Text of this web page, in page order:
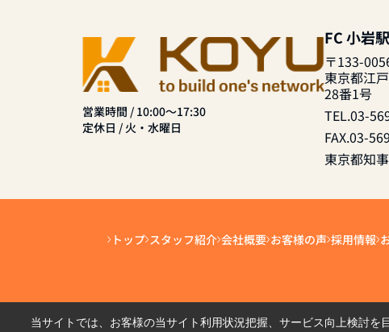
営業時間 / 10:00～17:30
定休日 / 火・水曜日
FC 小岩
〒133-
東京都江
28番1号
TEL.03-
FAX.03-
東京都知
トップ スタッフ紹介 会社概要 お客様の声 採用情報
当サイトでは、お客様の当サイト利用状況把握、サービス向上検討を